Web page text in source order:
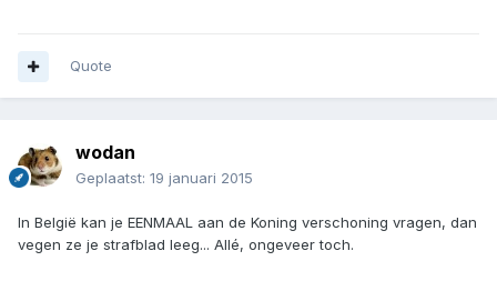
Quote
wodan
Geplaatst: 19 januari 2015
In België kan je EENMAAL aan de Koning verschoning vragen, dan
vegen ze je strafblad leeg... Allé, ongeveer toch.